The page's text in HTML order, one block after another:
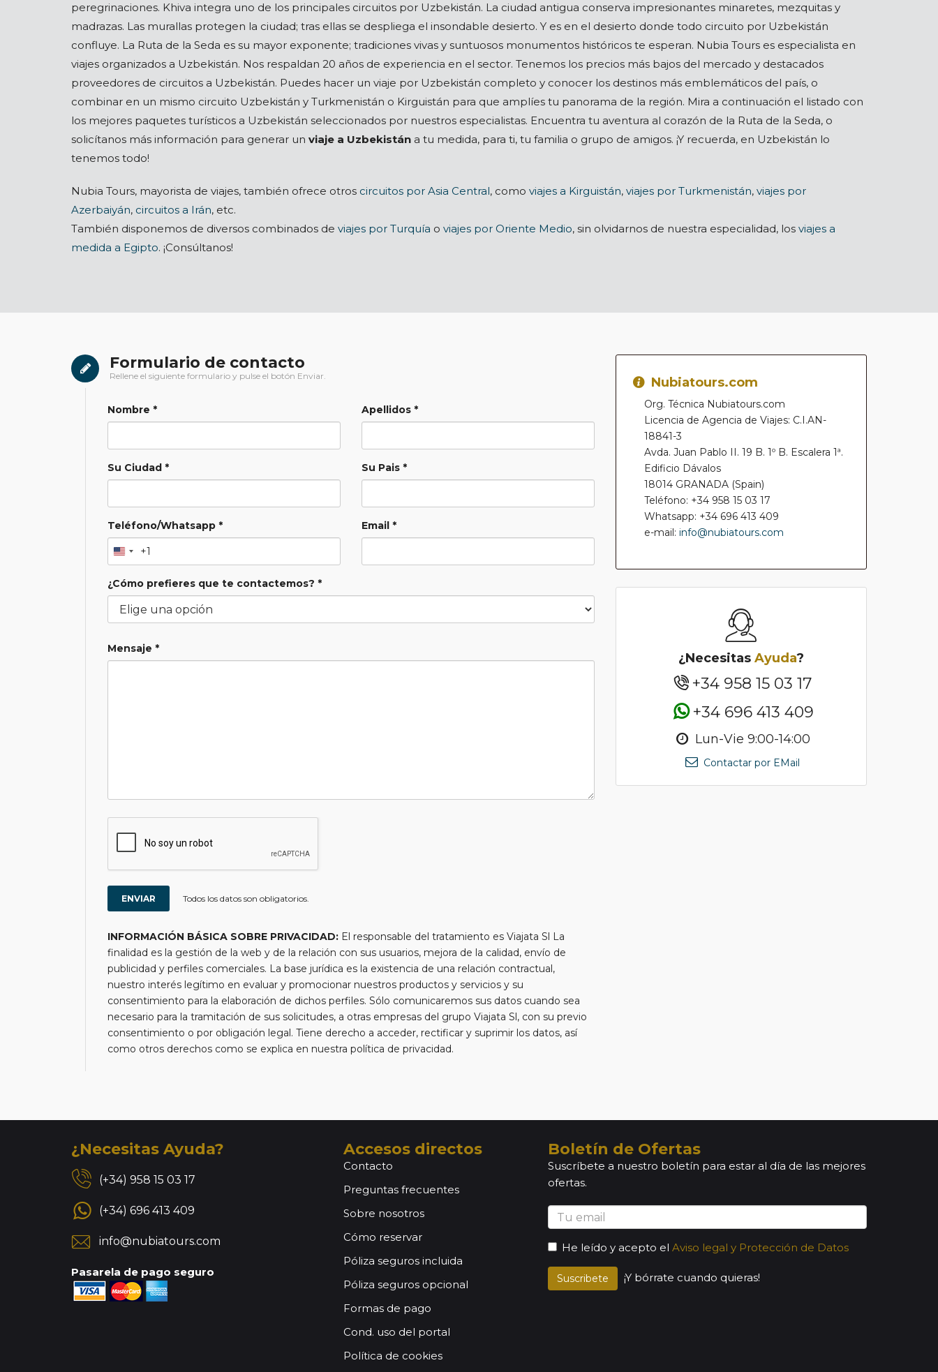
peregrinaciones. Khiva integra uno de los principales circuitos por Uzbekistán. La ciudad antigua conserva impresionantes minaretes, mezquitas y
madrazas. Las murallas protegen la ciudad; tras ellas se despliega el insondable desierto. Y es en el desierto donde todo circuito por Uzbekistán
confluye. La Ruta de la Seda es su mayor exponente; tradiciones vivas y suntuosos monumentos históricos te esperan. Nubia Tours es especialista en
viajes organizados a Uzbekistán. Nos respaldan 20 años de experiencia en el sector. Tenemos los precios más bajos del mercado y destacados
proveedores de circuitos a Uzbekistán. Puedes hacer un viaje por Uzbekistán completo y conocer los destinos más emblemáticos del país, o
combinar en un mismo circuito Uzbekistán y Turkmenistán o Kirguistán para que amplíes tu panorama de la región. Mira a continuación el listado con
los mejores paquetes turísticos a Uzbekistán seleccionados por nuestros especialistas. Encuentra tu aventura al corazón de la Ruta de la Seda, o
solicítanos más información para generar un viaje a Uzbekistán a tu medida, para ti, tu familia o grupo de amigos. ¡Y recuerda, en Uzbekistán lo
tenemos todo!
Nubia Tours, mayorista de viajes, también ofrece otros circuitos por Asia Central, como viajes a Kirguistán, viajes por Turkmenistán, viajes por
Azerbaiyán, circuitos a Irán, etc.
También disponemos de diversos combinados de viajes por Turquía o viajes por Oriente Medio, sin olvidarnos de nuestra especialidad, los viajes a
medida a Egipto. ¡Consúltanos!
Formulario de contacto
Rellene el siguiente formulario y pulse el botón Enviar.
Nombre * Apellidos *
Su Ciudad * Su Pais *
Teléfono/Whatsapp *
+1
Email *
¿Cómo prefieres que te contactemos? *
Mensaje *
Todos los datos son obligatorios.
INFORMACIÓN BÁSICA SOBRE PRIVACIDAD: El responsable del tratamiento es Viajata Sl La
finalidad es la gestión de la web y de la relación con sus usuarios, mejora de la calidad, envío de
publicidad y perfiles comerciales. La base jurídica es la existencia de una relación contractual,
nuestro interés legítimo en evaluar y promocionar nuestros productos y servicios y su
consentimiento para la elaboración de dichos perfiles. Sólo comunicaremos sus datos cuando sea
necesario para la tramitación de sus solicitudes, a otras empresas del grupo Viajata Sl, con su previo
consentimiento o por obligación legal. Tiene derecho a acceder, rectificar y suprimir los datos, así
como otros derechos como se explica en nuestra política de privacidad.
Nubiatours.com
Org. Técnica Nubiatours.com
Licencia de Agencia de Viajes: C.I.AN-
18841-3
Avda. Juan Pablo II. 19 B. 1º B. Escalera 1ª.
Edificio Dávalos
18014 GRANADA (Spain)
Teléfono: +34 958 15 03 17
Whatsapp: +34 696 413 409
e-mail: info@nubiatours.com
¿Necesitas Ayuda?
+34 958 15 03 17
+34 696 413 409
Lun-Vie 9:00-14:00
Contactar por EMail
¿Necesitas Ayuda?
(+34) 958 15 03 17
(+34) 696 413 409
info@nubiatours.com
Pasarela de pago seguro
Accesos directos
Contacto
Preguntas frecuentes
Sobre nosotros
Cómo reservar
Póliza seguros incluida
Póliza seguros opcional
Formas de pago
Cond. uso del portal
Política de cookies
Boletín de Ofertas
Suscríbete a nuestro boletín para estar al día de las mejores
ofertas.
He leído y acepto el Aviso legal y Protección de Datos
Suscribete ¡Y bórrate cuando quieras!